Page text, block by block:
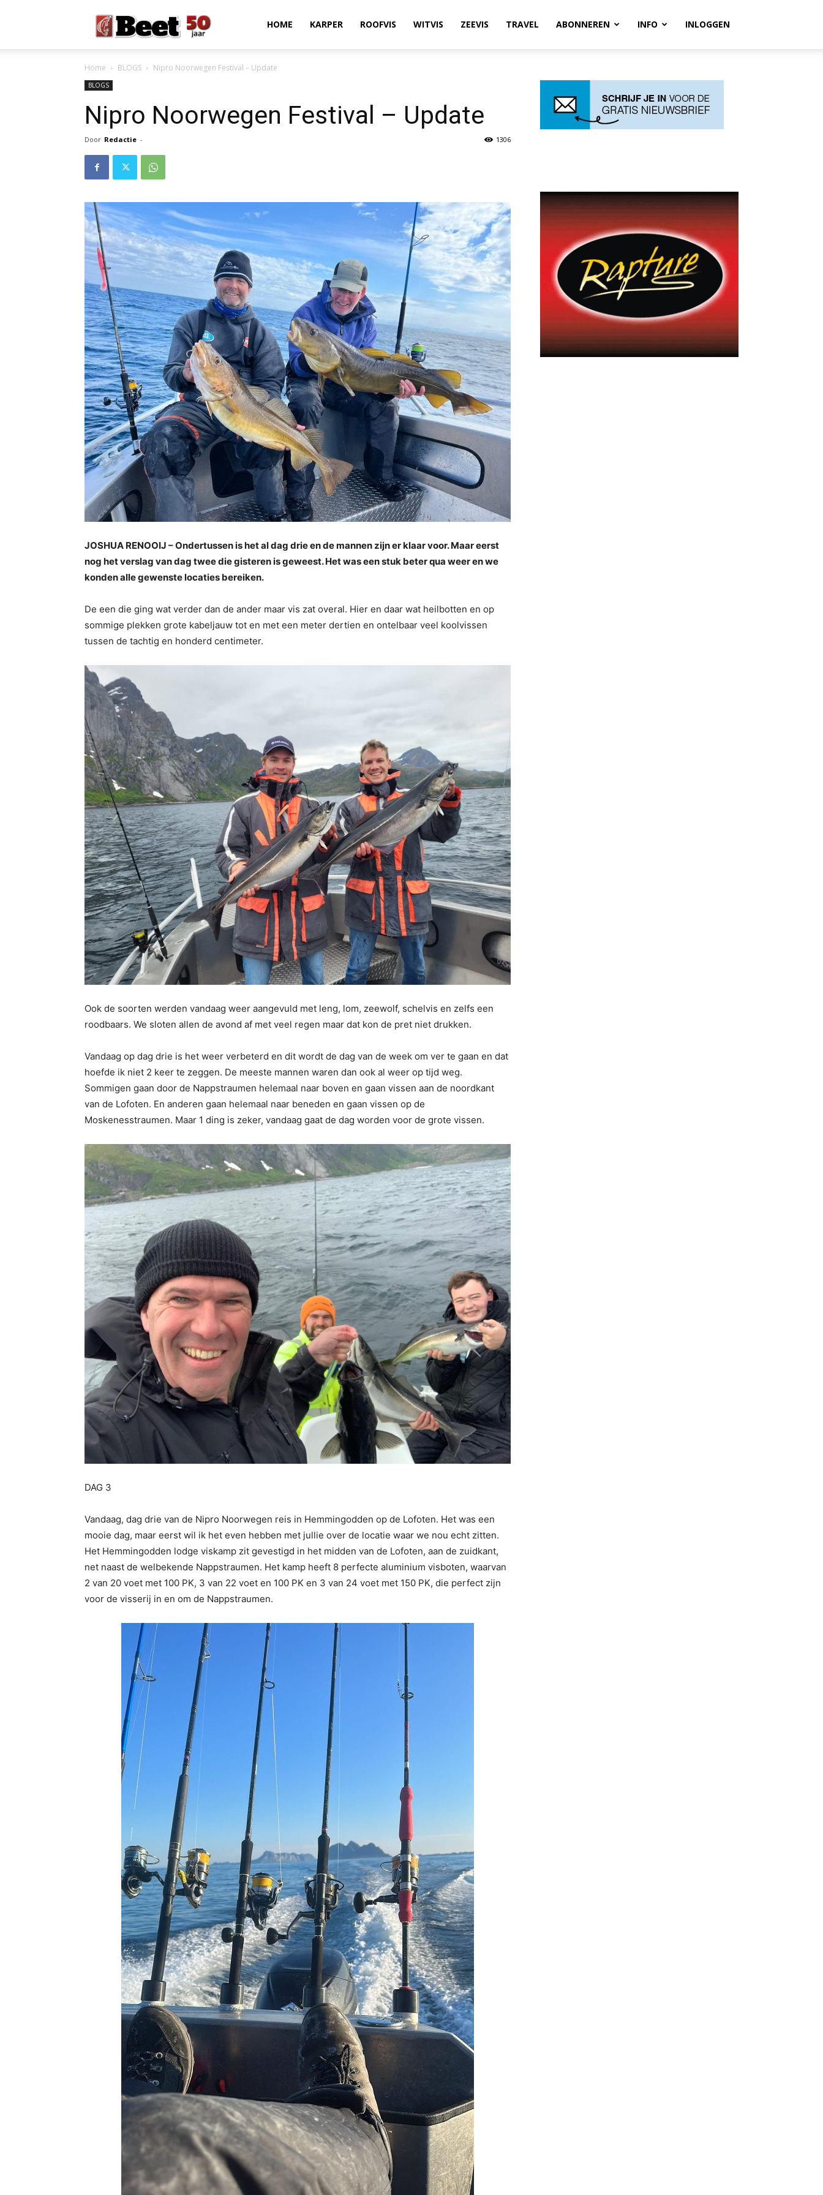
Magazine
HOME KARPER ROOFVIS WITVIS ZEEVIS TRAVEL ABONNEREN INFO INLOGGEN
Home BLOGS Nipro Noorwegen Festival – Update
BLOGS
Nipro Noorwegen Festival – Update
Door Redactie - 1306
JOSHUA RENOOIJ – Ondertussen is het al dag drie en de mannen zijn er klaar voor. Maar eerst
nog het verslag van dag twee die gisteren is geweest. Het was een stuk beter qua weer en we
konden alle gewenste locaties bereiken.
De een die ging wat verder dan de ander maar vis zat overal. Hier en daar wat heilbotten en op
sommige plekken grote kabeljauw tot en met een meter dertien en ontelbaar veel koolvissen
tussen de tachtig en honderd centimeter.
Ook de soorten werden vandaag weer aangevuld met leng, lom, zeewolf, schelvis en zelfs een
roodbaars. We sloten allen de avond af met veel regen maar dat kon de pret niet drukken.
Vandaag op dag drie is het weer verbeterd en dit wordt de dag van de week om ver te gaan en dat
hoefde ik niet 2 keer te zeggen. De meeste mannen waren dan ook al weer op tijd weg.
Sommigen gaan door de Nappstraumen helemaal naar boven en gaan vissen aan de noordkant
van de Lofoten. En anderen gaan helemaal naar beneden en gaan vissen op de
Moskenesstraumen. Maar 1 ding is zeker, vandaag gaat de dag worden voor de grote vissen.
DAG 3
Vandaag, dag drie van de Nipro Noorwegen reis in Hemmingodden op de Lofoten. Het was een
mooie dag, maar eerst wil ik het even hebben met jullie over de locatie waar we nou echt zitten.
Het Hemmingodden lodge viskamp zit gevestigd in het midden van de Lofoten, aan de zuidkant,
net naast de welbekende Nappstraumen. Het kamp heeft 8 perfecte aluminium visboten, waarvan
2 van 20 voet met 100 PK, 3 van 22 voet en 100 PK en 3 van 24 voet met 150 PK, die perfect zijn
voor de visserij in en om de Nappstraumen.